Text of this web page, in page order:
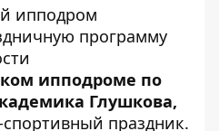
ипподром
программу
ипподроме по
Глушкова,
спортивный праздник.